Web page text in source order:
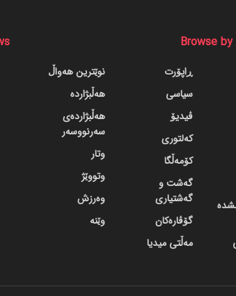
Browse
ڕاپۆرت
سیاسی
ڤیدیۆ
کەلتوری
کۆمەڵگا
گه‌شت و
گه‌شتیاری
گۆڤاره‌کان
مەڵتی میدیا
نوێترین هەواڵ
هەڵبژاردە
هەڵبژاردەی
سەرنووسەر
وتار
وتووێژ
وەرزش
وێنە